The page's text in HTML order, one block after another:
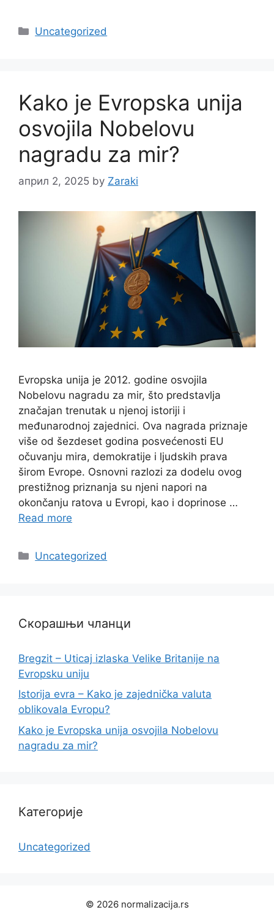
Categories
Uncategorized
Kako je Evropska unija
osvojila Nobelovu
nagradu za mir?
април 2, 2025 by Zaraki
Evropska unija je 2012. godine osvojila
Nobelovu nagradu za mir, što predstavlja
značajan trenutak u njenoj istoriji i
međunarodnoj zajednici. Ova nagrada priznaje
više od šezdeset godina posvećenosti EU
očuvanju mira, demokratije i ljudskih prava
širom Evrope. Osnovni razlozi za dodelu ovog
prestižnog priznanja su njeni napori na
okončanju ratova u Evropi, kao i doprinose …
Read more
Categories
Uncategorized
Скорашњи чланци
Bregzit – Uticaj izlaska Velike Britanije na
Evropsku uniju
Istorija evra – Kako je zajednička valuta
oblikovala Evropu?
Kako je Evropska unija osvojila Nobelovu
nagradu za mir?
Категорије
Uncategorized
© 2026 normalizacija.rs